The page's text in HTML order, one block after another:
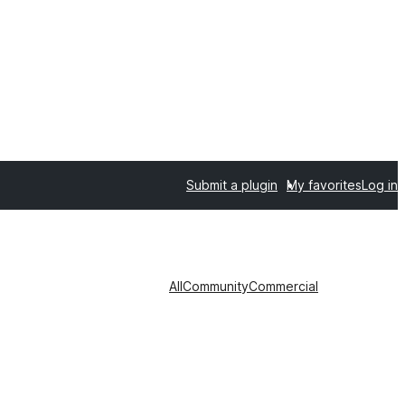
Submit a plugin My favoritesLog in
AllCommunityCommercial